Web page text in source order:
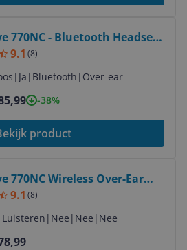
770NC - Bluetooth Headset -
- Noise Cancelling - Blue
9.1 (8)
| Ja | Bluetooth | Over-ear
-38%
product
770NC Wireless Over-Ear
- White
9.1 (8)
| Nee | Nee | Nee